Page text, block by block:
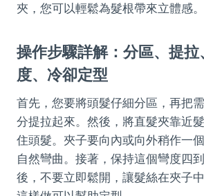
夾，您可以輕鬆為髮根帶來立體感。
操作步驟詳解：分區、提拉
度、冷卻定型
首先，您要將頭髮仔細分區，再把
分提拉起來。然後，將直髮夾靠近
住頭髮。夾子要向內或向外稍作一
自然彎曲。接著，保持這個彎度四
後，不要立即鬆開，讓髮絲在夾子